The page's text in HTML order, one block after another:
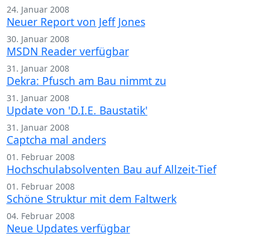
24. Januar 2008
Neuer Report von Jeff Jones
30. Januar 2008
MSDN Reader verfügbar
31. Januar 2008
Dekra: Pfusch am Bau nimmt zu
31. Januar 2008
Update von 'D.I.E. Baustatik'
31. Januar 2008
Captcha mal anders
01. Februar 2008
Hochschulabsolventen Bau auf Allzeit-Tief
01. Februar 2008
Schöne Struktur mit dem Faltwerk
04. Februar 2008
Neue Updates verfügbar